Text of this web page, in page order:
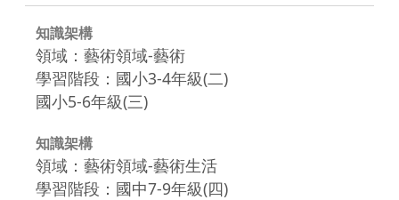
知識架構
領域：藝術領域-藝術
學習階段：國小3-4年級(二)
國小5-6年級(三)
知識架構
領域：藝術領域-藝術生活
學習階段：國中7-9年級(四)